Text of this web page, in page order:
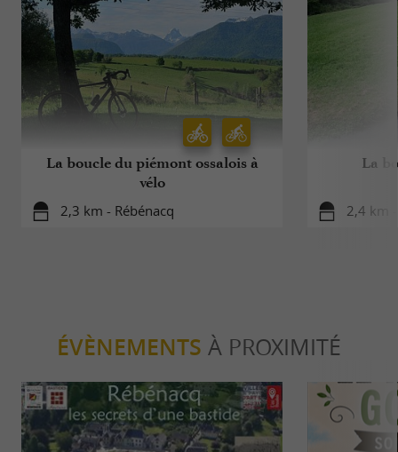
La boucle du piémont ossalois à
vélo
2,3 km - Rébénacq
La
2,4 km
ÉVÈNEMENTS À PROXIMITÉ